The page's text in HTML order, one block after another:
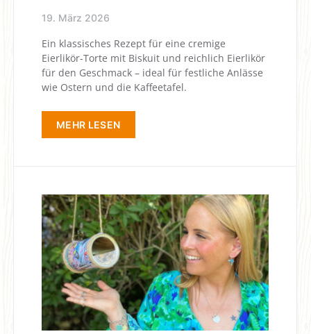
19. März 2026
Ein klassisches Rezept für eine cremige
Eierlikör-Torte mit Biskuit und reichlich Eierlikör
für den Geschmack – ideal für festliche Anlässe
wie Ostern und die Kaffeetafel.
MEHR LESEN